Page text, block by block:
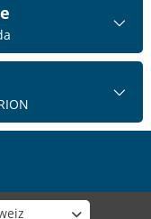
Shop